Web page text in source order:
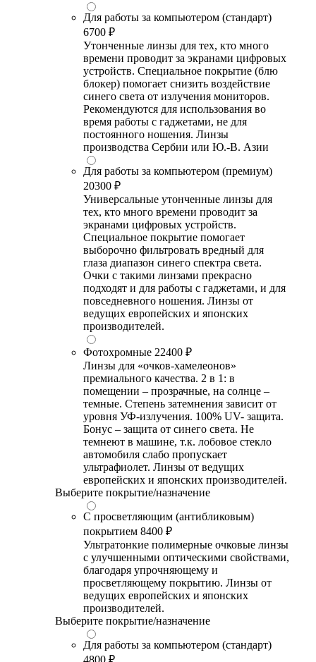
Для работы за компьютером (стандарт)
6700 ₽
Утонченные линзы для тех, кто много
времени проводит за экранами цифровых
устройств. Специальное покрытие (блю
блокер) помогает снизить воздействие
синего света от излучения мониторов.
Рекомендуются для использования во
время работы с гаджетами, не для
постоянного ношения. Линзы
производства Сербии или Ю.-В. Азии
Для работы за компьютером (премиум)
20300 ₽
Универсальные утонченные линзы для
тех, кто много времени проводит за
экранами цифровых устройств.
Специальное покрытие помогает
выборочно фильтровать вредный для
глаза диапазон синего спектра света.
Очки с такими линзами прекрасно
подходят и для работы с гаджетами, и для
повседневного ношения. Линзы от
ведущих европейских и японских
производителей.
Фотохромные 22400 ₽
Линзы для «очков-хамелеонов»
премиального качества. 2 в 1: в
помещении – прозрачные, на солнце –
темные. Степень затемнения зависит от
уровня УФ-излучения. 100% UV- защита.
Бонус – защита от синего света. Не
темнеют в машине, т.к. лобовое стекло
автомобиля слабо пропускает
ультрафиолет. Линзы от ведущих
европейских и японских производителей.
Выберите покрытие/назначение
С просветляющим (антибликовым)
покрытием 8400 ₽
Ультратонкие полимерные очковые линзы
с улучшенными оптическими свойствами,
благодаря упрочняющему и
просветляющему покрытию. Линзы от
ведущих европейских и японских
производителей.
Выберите покрытие/назначение
Для работы за компьютером (стандарт)
4800 ₽